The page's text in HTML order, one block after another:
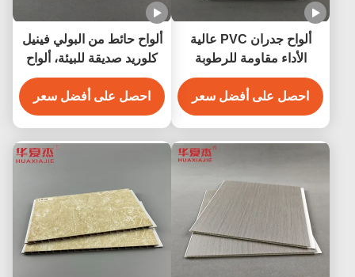
ألواح جدران PVC عالية
الأداء مقاومة للرطوبة
بتصميم رخامي
احصل على أفضل سعر
ألواح حائط من البولي فينيل
كلوريد صديقة للبيئة، ألواح
تزيين من البولي فينيل
كلوريد مغلفة لجدار المنزل
احصل على أفضل سعر